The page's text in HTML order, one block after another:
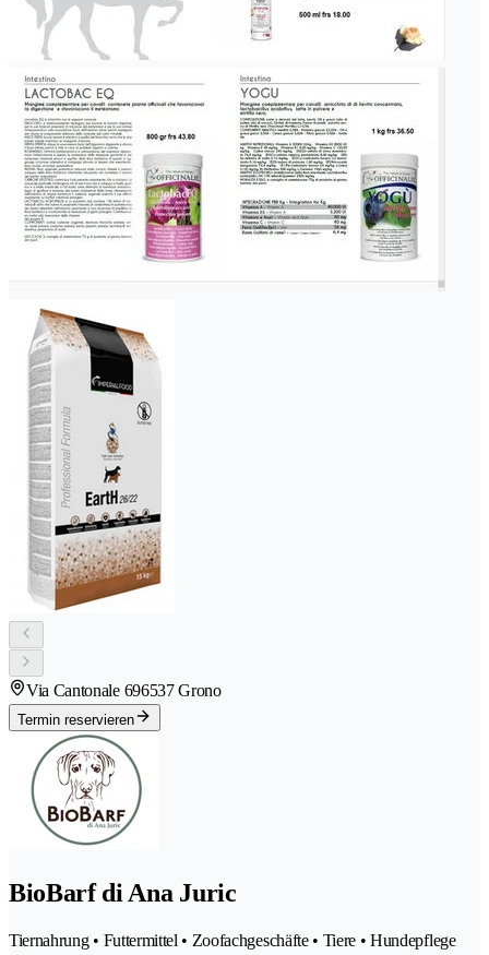
Via Cantonale 696537 Grono
Termin reservieren
BioBarf di Ana Juric
Tiernahrung • Futtermittel • Zoofachgeschäfte • Tiere • Hundepflege